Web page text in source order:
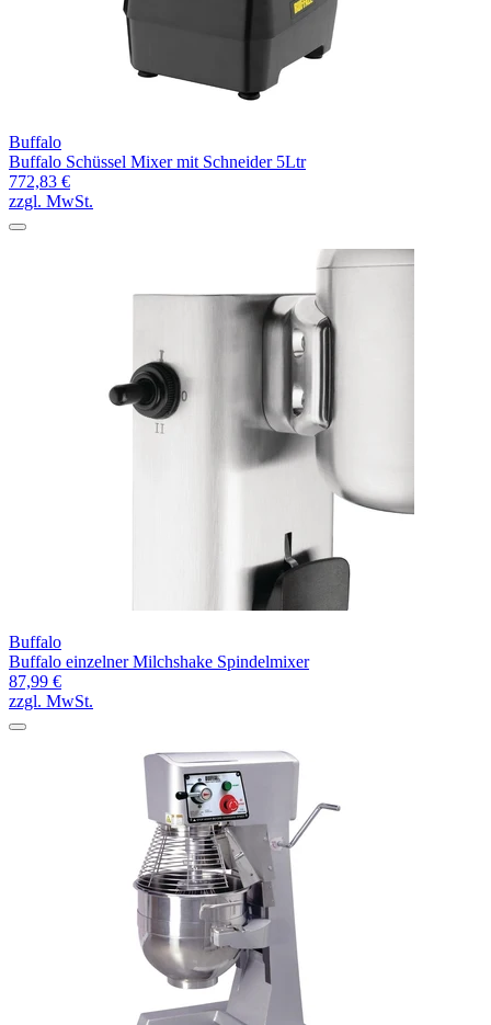
Buffalo
Buffalo Schüssel Mixer mit Schneider 5Ltr
772,83 €
zzgl. MwSt.
Buffalo
Buffalo einzelner Milchshake Spindelmixer
87,99 €
zzgl. MwSt.